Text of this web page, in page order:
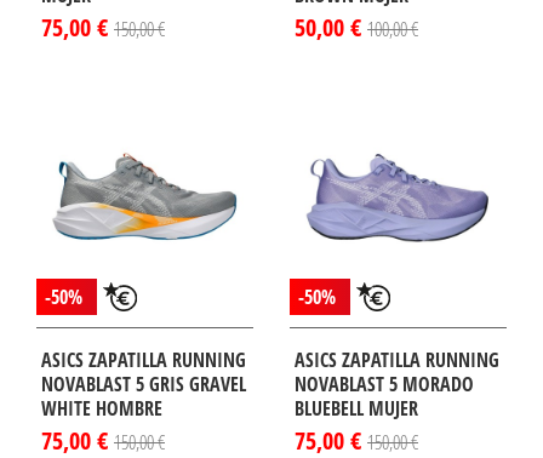
75,00 € 150,00 € 50,00 € 100,00 €
-50%
ASICS ZAPATILLA RUNNING
NOVABLAST 5 GRIS GRAVEL
WHITE HOMBRE
75,00 € 150,00 €
-50%
ASICS ZAPATILLA RUNNING
NOVABLAST 5 MORADO
BLUEBELL MUJER
75,00 € 150,00 €